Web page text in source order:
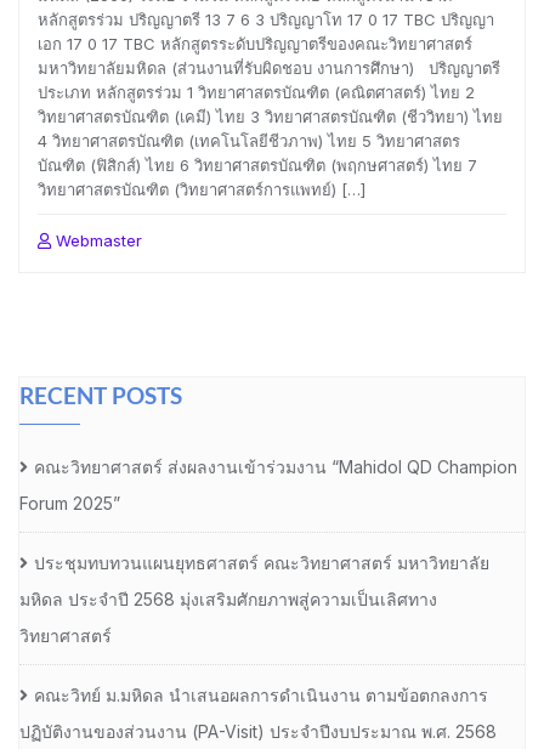
หลักสูตรร่วม ปริญญาตรี 13 7 6 3 ปริญญาโท 17 0 17 TBC ปริญญา
เอก 17 0 17 TBC หลักสูตรระดับปริญญาตรีของคณะวิทยาศาสตร์
มหาวิทยาลัยมหิดล (ส่วนงานที่รับผิดชอบ งานการศึกษา) ปริญญาตรี
ประเภท หลักสูตรร่วม 1 วิทยาศาสตรบัณฑิต (คณิตศาสตร์) ไทย 2
วิทยาศาสตรบัณฑิต (เคมี) ไทย 3 วิทยาศาสตรบัณฑิต (ชีววิทยา) ไทย
4 วิทยาศาสตรบัณฑิต (เทคโนโลยีชีวภาพ) ไทย 5 วิทยาศาสตร
บัณฑิต (ฟิสิกส์) ไทย 6 วิทยาศาสตรบัณฑิต (พฤกษศาสตร์) ไทย 7
วิทยาศาสตรบัณฑิต (วิทยาศาสตร์การแพทย์) […]
Webmaster
RECENT POSTS
คณะวิทยาศาสตร์ ส่งผลงานเข้าร่วมงาน “Mahidol QD Champion
Forum 2025”
ประชุมทบทวนแผนยุทธศาสตร์ คณะวิทยาศาสตร์ มหาวิทยาลัย
มหิดล ประจำปี 2568 มุ่งเสริมศักยภาพสู่ความเป็นเลิศทาง
วิทยาศาสตร์
คณะวิทย์ ม.มหิดล นำเสนอผลการดำเนินงาน ตามข้อตกลงการ
ปฏิบัติงานของส่วนงาน (PA-Visit) ประจำปีงบประมาณ พ.ศ. 2568